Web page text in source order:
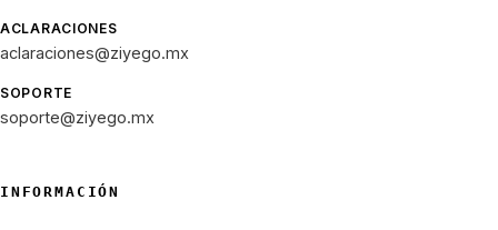
ACLARACIONES
aclaraciones@ziyego.mx
SOPORTE
soporte@ziyego.mx
INFORMACIÓN